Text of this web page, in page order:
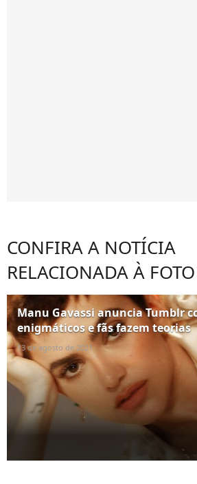
CONFIRA A NOTÍCIA
RELACIONADA À FOTO
Manu Gavassi anuncia Tumblr
enigmáticos e fãs fazem teorias
13 de agosto de 2021